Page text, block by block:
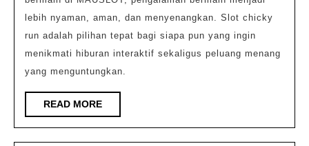
lebih nyaman, aman, dan menyenangkan. Slot chicky
run adalah pilihan tepat bagi siapa pun yang ingin
menikmati hiburan interaktif sekaligus peluang menang
yang menguntungkan.
READ MOREREAD
MORE